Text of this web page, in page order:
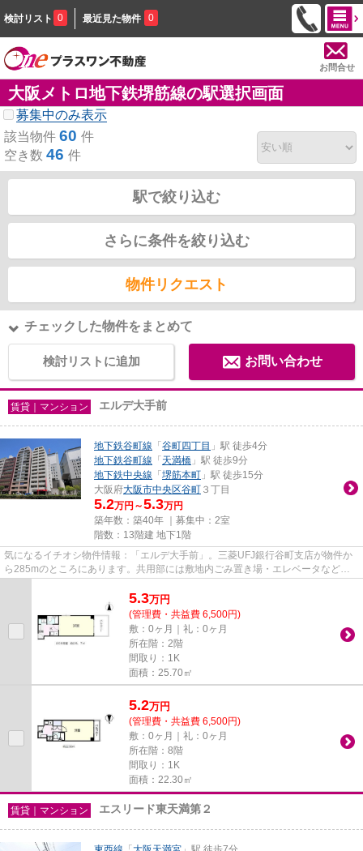
検討リスト 0 最近見た物件 0
お問合せ
大阪メトロ地下鉄堺筋線の駅選択画面
募集中のみ表示
該当物件 60 件
空き数 46 件
駅で絞り込む
さらに条件を絞り込む
物件リクエスト
チェックした物件をまとめて
検討リストに追加 お問い合わせ
賃貸｜マンション エルデ大手前
地下鉄谷町線 「 谷町四丁目 」駅 徒歩4分
地下鉄谷町線 「 天満橋 」駅 徒歩9分
地下鉄中央線 「 堺筋本町 」駅 徒歩15分
大阪府大阪市中央区谷町 ３丁目
5.2万円～5.3万円
築年数：築40年 ｜募集中： 2室
階数：13階建 地下1階
気になるイチオシ物件情報：「エルデ大手前」。三菱UFJ銀行谷町支店が物件か
ら285mのところにあります。共用部には敷地内ごみ置き場・エレベータなどが
5.3万円
(管理費・共益費 6,500円)
敷：0ヶ月｜礼：0ヶ月
所在階：2階
間取り：1K
面積：25.70㎡
5.2万円
(管理費・共益費 6,500円)
敷：0ヶ月｜礼：0ヶ月
所在階：8階
間取り：1K
面積：22.30㎡
賃貸｜マンション エスリード東天満第２